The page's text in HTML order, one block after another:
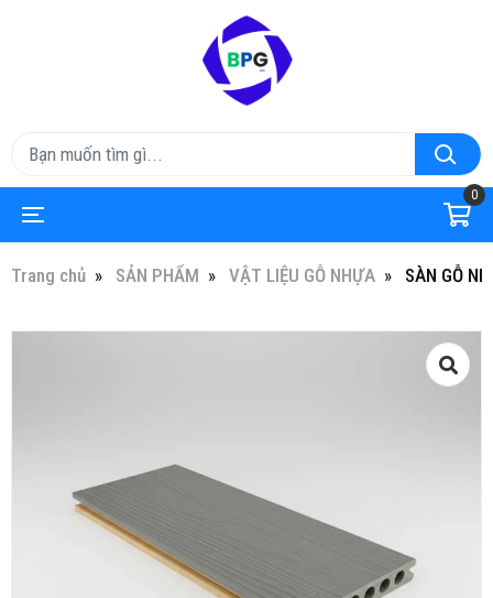
0
Trang chủ SẢN PHẨM VẬT LIỆU GỖ NHỰA SÀN GỖ